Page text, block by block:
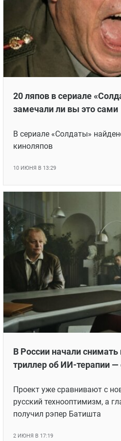
20 ляпов в сериале
замечали ли вы это сами
В сериале «Солдаты»
киноляпов
10 ИЮНЯ В 13:29
В России начали
триллер об ИИ-терапии
Проект уже сравнивают с
русский технооптимизм, а
получил рэпер Батишта
2 ИЮНЯ В 17:19